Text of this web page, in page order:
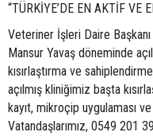
“TÜRKİYE’DE EN AKTİF VE
Veteriner İşleri Daire
Mansur Yavaş döneminde
kısırlaştırma ve
açılmış kliniğimiz başta
kayıt, mikroçip uygulaması
Vatandaşlarımız, 0549 201